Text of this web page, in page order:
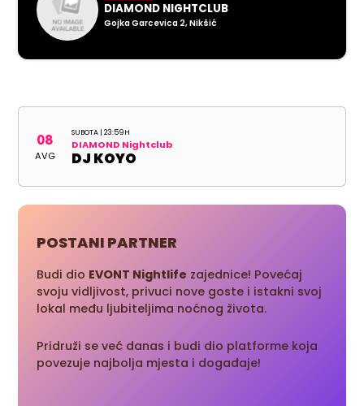
DIAMOND NIGHTCLUB
Gojka Garcevica 2, Nikšić
08
AVG
SUBOTA | 23:59H
DIAMOND Nightclub
DJ KOYO
POSTANI PARTNER
Budi dio EVONT Nightlife zajednice! Povećaj
svoju vidljivost, privuci nove goste i istakni svoj
lokal među ljubiteljima noćnog života.
Pridruži se već danas i budi dio platforme koja
povezuje najbolja mjesta i događaje!